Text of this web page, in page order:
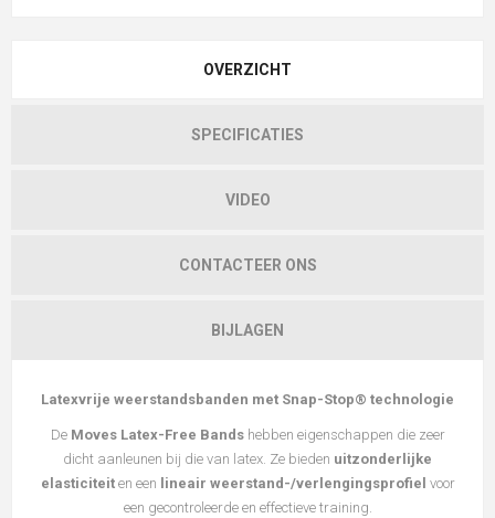
OVERZICHT
SPECIFICATIES
VIDEO
CONTACTEER ONS
BIJLAGEN
Latexvrije weerstandsbanden met Snap-Stop® technologie
De Moves Latex-Free Bandshebben eigenschappen die zeer
dicht aanleunen bij die van latex. Ze bieden uitzonderlijke
elasticiteiten een lineair weerstand-/verlengingsprofiel voor
een gecontroleerde en effectieve training.